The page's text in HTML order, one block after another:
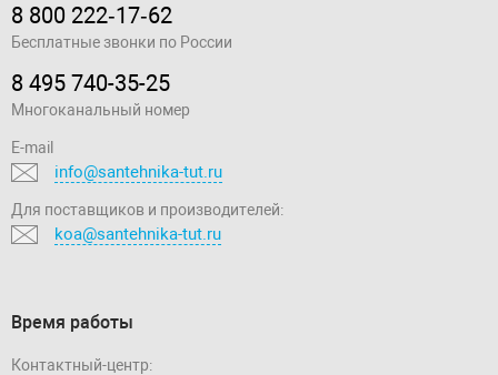
8 800 222‑17‑62
Бесплатные звонки по России
8 495 740-35-25
Многоканальный номер
E-mail
info@santehnika-tut.ru
Для поставщиков и производителей:
koa@santehnika-tut.ru
Время работы
Контактный-центр: